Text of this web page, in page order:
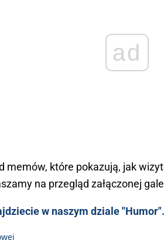
ad
memów, które pokazują, jak
na przegląd załączonej
w naszym dziale